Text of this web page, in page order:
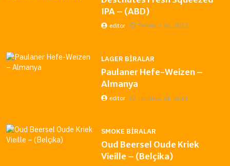
IPA – (ABD)
editor Temmuz 26, 2023
LAGER BIRALAR
Paulaner Hefe-Weizen –
Almanya
editor Temmuz 31, 2023
SMOKE BIRALAR
Oud Beersel Oude Kriek
Vieille – (Belçika)